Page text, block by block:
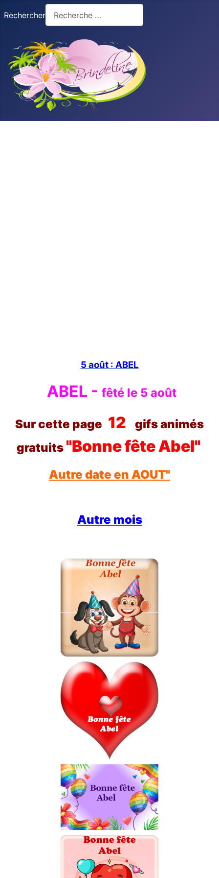
Rechercher
5 août : ABEL
ABEL - fêté le 5 août
Sur cette page 12
gifs animés
gratuits "Bonne fête Abel"
Autre date en AOUT"
Autre mois